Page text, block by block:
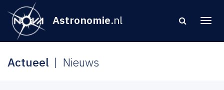
Astronomie.nl
Actueel Nieuws